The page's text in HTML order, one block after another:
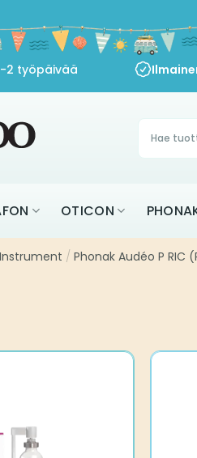
2 työpäivää
Products
search
OTICON
/ Phonak Audéo P RIC